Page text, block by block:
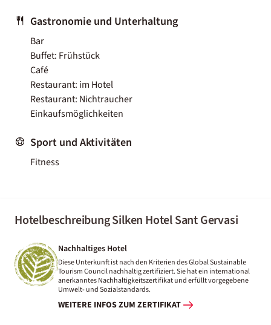
Gastronomie und Unterhaltung
Bar
Buffet: Frühstück
Café
Restaurant: im Hotel
Restaurant: Nichtraucher
Einkaufsmöglichkeiten
Sport und Aktivitäten
Fitness
Hotelbeschreibung Silken Hotel Sant Gervasi
Nachhaltiges Hotel
Diese Unterkunft ist nach den Kriterien des Global Sustainable
Tourism Council nachhaltig zertifiziert. Sie hat ein international
anerkanntes Nachhaltigkeitszertifikat und erfüllt vorgegebene
Umwelt- und Sozialstandards.
WEITERE INFOS ZUM ZERTIFIKAT